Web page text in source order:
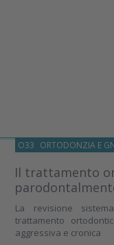
O33 ORTODONZIA E
Il trattamento
La revisione
trattamento
aggressiva e cronica